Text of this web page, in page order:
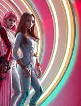
humanos
acusado de
em causas